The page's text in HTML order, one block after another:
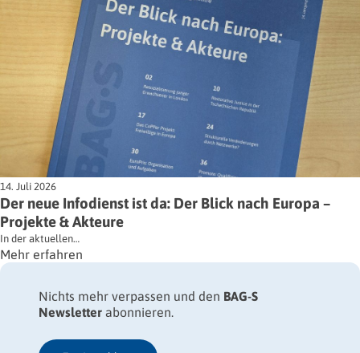
14. Juli 2026
Der neue Infodienst ist da: Der Blick nach Europa –
Projekte & Akteure
In der aktuellen…
Mehr erfahren
Nichts mehr verpassen und den BAG-S
Newsletter abonnieren.